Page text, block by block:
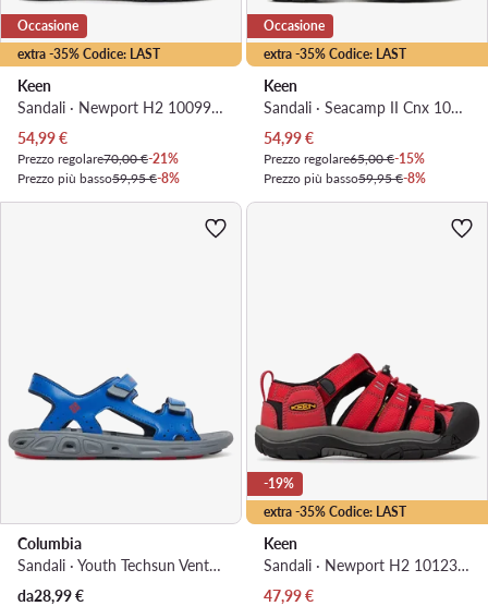
extra -35% Codice: LAST
Occasione
Keen
Sandali · Newport H2 1009938 · Blu scuro
Prezzo attuale
54,99€
Prezzo regolare70,00 €-21%
Prezzo più basso59,95 €-8%
extra -35% Codice: LAST
Occasione
Keen
Sandali · Seacamp II Cnx 1014470 · Rosso
Prezzo attuale
54,99€
Prezzo regolare65,00 €-15%
Prezzo più basso59,95 €-8%
Columbia
Sandali · Youth Techsun Vent BY4566 · Blu
da28,99€
extra -35% Codice: LAST
-19%
Keen
Sandali · Newport H2 1012318 · Rosso
Prezzo attuale
47,99€